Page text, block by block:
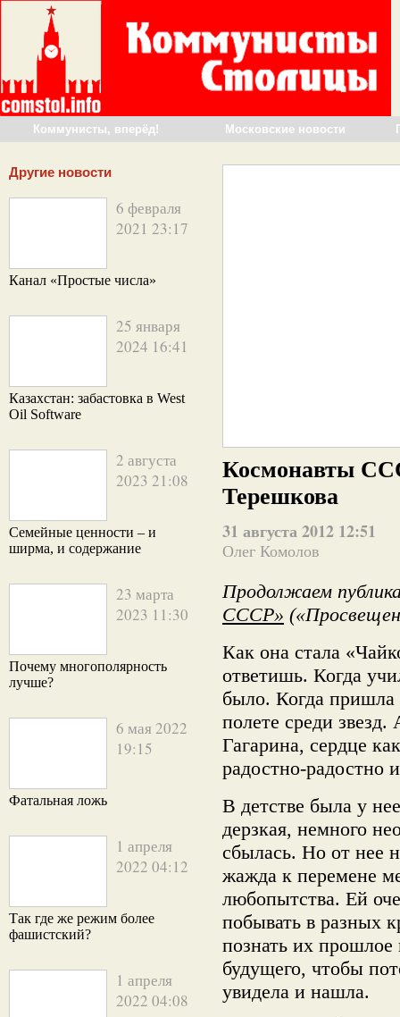
Коммунисты, вперёд! Московские новости
Другие новости
6 февраля
2021 23:17
Канал «Простые числа»
25 января
2024 16:41
Казахстан: забастовка в West
Oil Software
2 августа
2023 21:08
Семейные ценности – и
ширма, и содержание
23 марта
2023 11:30
Почему многополярность
лучше?
6 мая 2022
19:15
Фатальная ложь
1 апреля
2022 04:12
Так где же режим более
фашистский?
1 апреля
2022 04:08
Космонавты
Терешкова
31 августа 2012 12:51
Олег Комолов
Продолжаем
СССР»
Как она стала
ответишь. Когда
было. Когда пришла
полете среди
Гагарина, сердце
радостно-радостно
В детстве была у
дерзкая, немного
сбылась. Но от нее
жажда к перемене
любопытства. Ей
побывать в разных
познать их прошлое
будущего, чтобы
увидела и нашла.